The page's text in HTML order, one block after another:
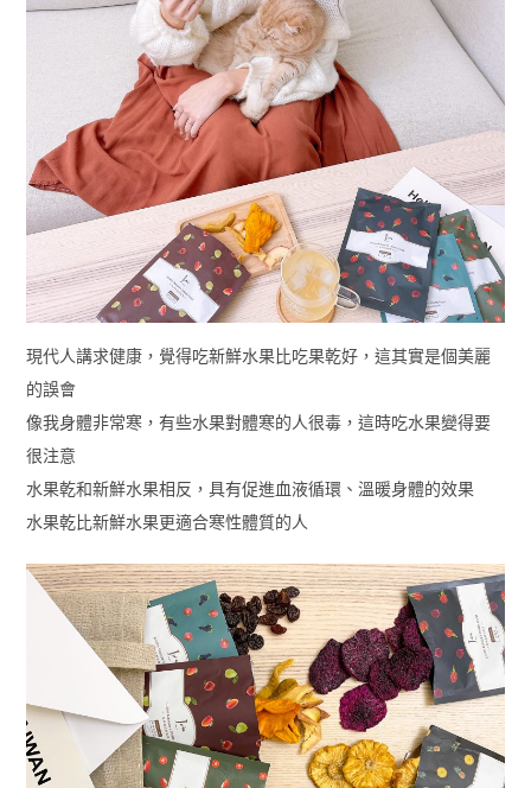
現代人講求健康，覺得吃新鮮水果比吃果乾好，這其實是個美麗
的誤會
像我身體非常寒，有些水果對體寒的人很毒，這時吃水果變得要
很注意
水果乾和新鮮水果相反，具有促進血液循環、溫暖身體的效果
水果乾比新鮮水果更適合寒性體質的人